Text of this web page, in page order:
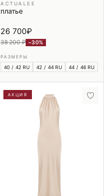
ACTUALEE
платье
26 700₽
38 200 ₽ −30%
РАЗМЕРЫ
40 / 42 RU 42 / 44 RU 44 / 46 RU
АКЦИЯ